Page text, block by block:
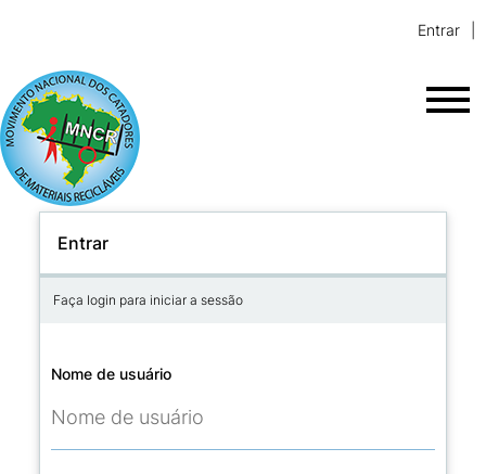
Entrar
Entrar
Faça login para iniciar a sessão
Nome de usuário